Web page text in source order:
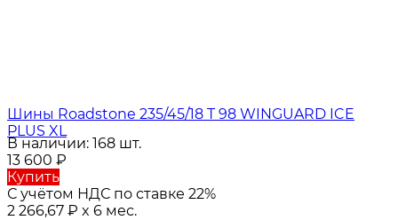
Шины Roadstone 235/45/18 T 98 WINGUARD ICE
PLUS XL
В наличии: 168 шт.
13 600 ₽
Купить
С учётом НДС по ставке 22%
2 266,67 ₽ x 6 мес.